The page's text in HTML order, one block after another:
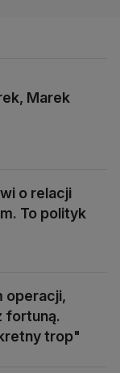
Marek
o relacji
To polityk
operacji,
fortuną.
trop"